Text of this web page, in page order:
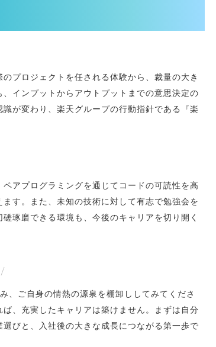
プロジェクトを任される体験から、裁量の大き
インプットからアウトプットまでの意思決定の
が変わり、楽天グループの行動指針である『楽
アプログラミングを通じてコードの可読性を高
す。また、未知の技術に対して有志で勉強会を
琢磨できる環境も、今後のキャリアを切り開く
、ご自身の情熱の源泉を棚卸ししてみてくださ
、充実したキャリアは築けません。まずは自分
びと、入社後の大きな成長につながる第一歩で